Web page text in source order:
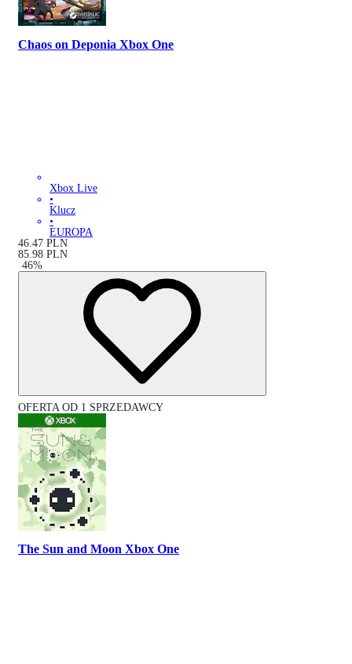
Chaos on Deponia Xbox One
Xbox Live
•
Klucz
•
EUROPA
46.47 PLN
85.98 PLN
-46%
OFERTA OD 1 SPRZEDAWCY
The Sun and Moon Xbox One